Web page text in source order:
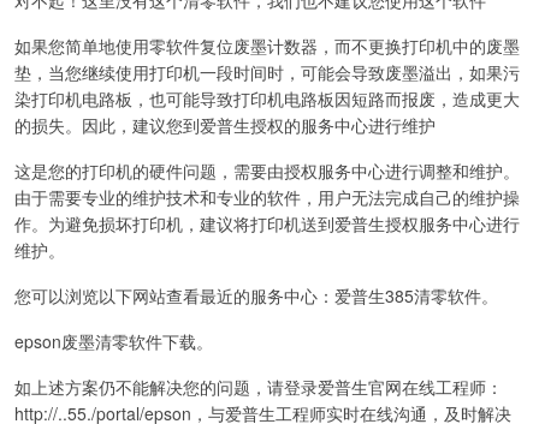
如果您简单地使用零软件复位废墨计数器，而不更换打印机中的废墨
垫，当您继续使用打印机一段时间时，可能会导致废墨溢出，如果污
染打印机电路板，也可能导致打印机电路板因短路而报废，造成更大
的损失。因此，建议您到爱普生授权的服务中心进行维护
这是您的打印机的硬件问题，需要由授权服务中心进行调整和维护。
由于需要专业的维护技术和专业的软件，用户无法完成自己的维护操
作。为避免损坏打印机，建议将打印机送到爱普生授权服务中心进行
维护。
您可以浏览以下网站查看最近的服务中心：爱普生385清零软件。
epson废墨清零软件下载。
如上述方案仍不能解决您的问题，请登录爱普生官网在线工程师：
http://..55./portal/epson，与爱普生工程师实时在线沟通，及时解决